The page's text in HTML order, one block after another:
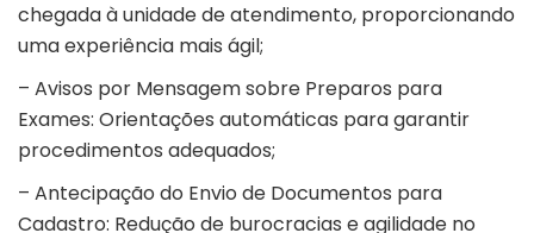
chegada à unidade de atendimento, proporcionando
uma experiência mais ágil;
– Avisos por Mensagem sobre Preparos para
Exames: Orientações automáticas para garantir
procedimentos adequados;
– Antecipação do Envio de Documentos para
Cadastro: Redução de burocracias e agilidade no